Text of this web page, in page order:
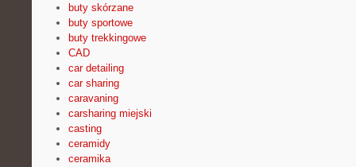
buty skórzane
buty sportowe
buty trekkingowe
CAD
car detailing
car sharing
caravaning
carsharing miejski
casting
ceramidy
ceramika